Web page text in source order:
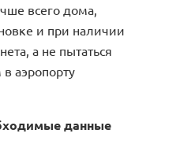
всего дома,
и при наличии
а не пытаться
в аэропорту
данные